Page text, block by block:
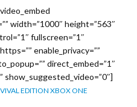
width=”1000″ height=”563″
fullscreen=”1″
enable_privacy=””
direct_embed=”1″
show_suggested_video=”0″]
EDITION XBOX ONE